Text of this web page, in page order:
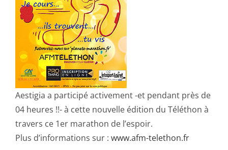
Aestigia a participé activement -et pendant près de
04 heures !!- à cette nouvelle édition du Téléthon à
travers ce 1er marathon de l’espoir.
Plus d’informations sur : www.afm-telethon.fr